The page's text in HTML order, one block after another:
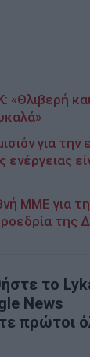
«Θλιβερή
για την
ΜΜΕ για
της
το
News
πρώτοι